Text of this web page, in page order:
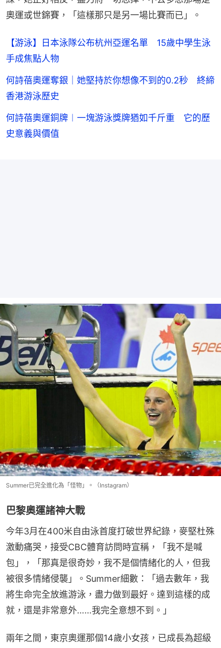
奧運或世錦賽，「這樣那只是另一場比賽而已」。
【游泳】日本泳隊公布杭州亞運名單 15歲中學生泳
手成焦點人物
何詩蓓奧運奪銀｜她堅持於你想像不到的0.2秒 終締
香港游泳歷史
何詩蓓奧運銅牌︱一塊游泳獎牌猶如千斤重 它的歷
史意義與價值
Summer已完全進化為「怪物」。（Instagram）
巴黎奧運諸神大戰
今年3月在400米自由泳首度打破世界紀錄，麥堅杜殊
激動痛哭，接受CBC體育訪問時宣稱，「我不是喊
包」，「那真是很奇妙，我不是個情緒化的人，但我
被很多情緒侵襲」。Summer細數：「過去數年，我
將生命完全放進游泳，盡力做到最好。達到這樣的成
就，還是非常意外……我完全意想不到。」
兩年之間，東京奧運那個14歲小女孩，已成長為超級